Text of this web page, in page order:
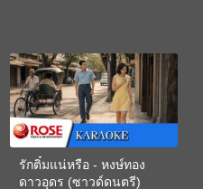
รักติ๋มแน่หรือ - หงษ์ทอง
ดาวอุดร (ซาวด์ดนตรี)